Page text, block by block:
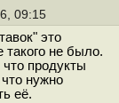
09:15
это
такого не было.
продукты
нужно
её.